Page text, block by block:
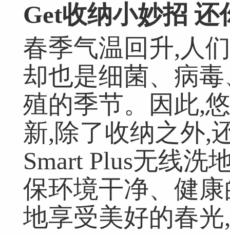
Get收纳小妙招 还
春季气温回升,人
却也是细菌、病
殖的季节。因此,
新,除了收纳之外,
Smart Plus无线洗
保环境干净、健
地享受美好的春